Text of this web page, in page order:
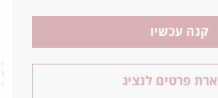
קנה עכשיו
פרטים לנציג